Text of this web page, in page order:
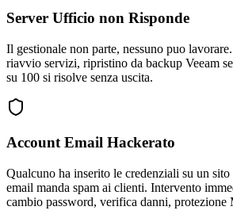
Server Ufficio non Risponde
Il gestionale non parte, nessuno puo
riavvio servizi, ripristino da backup Veeam
su 100 si risolve senza uscita.
Account Email Hackerato
Qualcuno ha inserito le credenziali su un
email manda spam ai clienti. Intervento
cambio password, verifica danni, protezione